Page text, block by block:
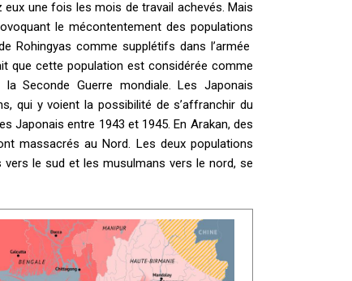
une fois les mois de travail achevés. Mais
le mécontentement des populations
Rohingyas comme supplétifs dans l’armée
que cette population est considérée comme
Seconde Guerre mondiale. Les Japonais
qui y voient la possibilité de s’affranchir du
Japonais entre 1943 et 1945. En Arakan, des
massacrés au Nord. Les deux populations
le sud et les musulmans vers le nord, se